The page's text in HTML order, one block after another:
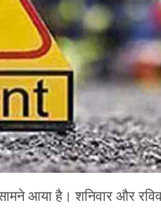
आया है। शनिवार और